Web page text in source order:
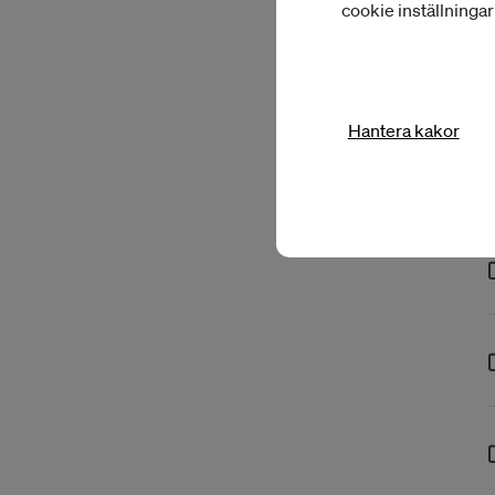
cookie
Hantera kakor